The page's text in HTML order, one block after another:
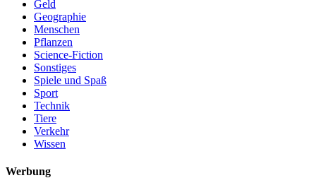
Geld
Geographie
Menschen
Pflanzen
Science-Fiction
Sonstiges
Spiele und Spaß
Sport
Technik
Tiere
Verkehr
Wissen
Werbung